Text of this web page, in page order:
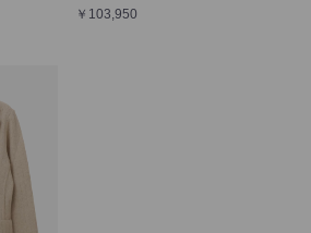
￥103,950